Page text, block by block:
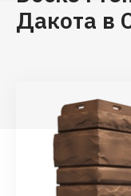
Дакота в